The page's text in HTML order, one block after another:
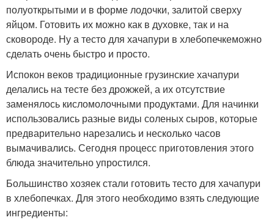
полуоткрытыми и в форме лодочки, залитой сверху
яйцом. Готовить их можно как в духовке, так и на
сковороде. Ну а тесто для хачапури в хлебопечкеможно
сделать очень быстро и просто.
Испокон веков традиционные грузинские хачапури
делались на тесте без дрожжей, а их отсутствие
заменялось кисломолочными продуктами. Для начинки
использовались разные виды соленых сыров, которые
предварительно нарезались и несколько часов
вымачивались. Сегодня процесс приготовления этого
блюда значительно упростился.
Большинство хозяек стали готовить тесто для хачапури
в хлебопечках. Для этого необходимо взять следующие
ингредиенты: